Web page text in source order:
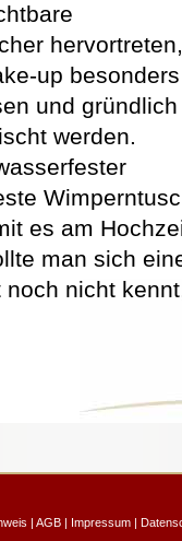
hervortreten,
up besonders
und gründlich
werden.
es am
man sich
nicht
| AGB | Impressum |